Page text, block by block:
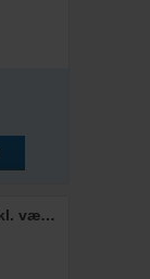
Katrin Gulvstativ inkl. værkstedsrulle